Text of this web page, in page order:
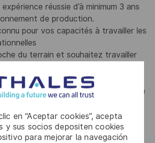
en “Aceptar cookies”, acepta
y sus socios depositen cookies
para mejorar la navegación
réussie d’à minimum 3 ans
de production.
pour vos capacités à travailler les
du terrain et souhaitez travailler
pour apporter votre
des démarches Lean/Amélioration
de proposition et savez faire
?